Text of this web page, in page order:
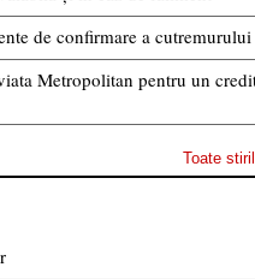
de confirmare a cutremurului
Metropolitan pentru un
Toate